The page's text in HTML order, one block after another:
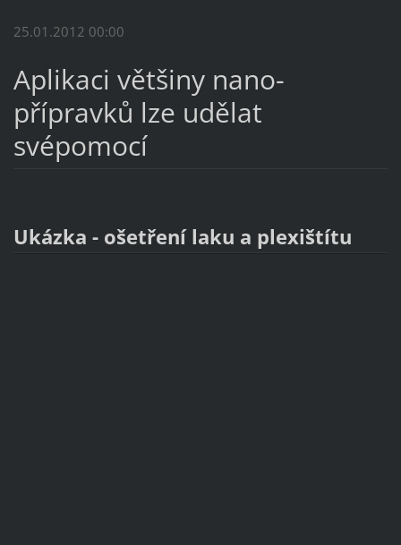
25.01.2012 00:00
Aplikaci většiny nano-
přípravků lze udělat
svépomocí
Ukázka - ošetření laku a plexištítu